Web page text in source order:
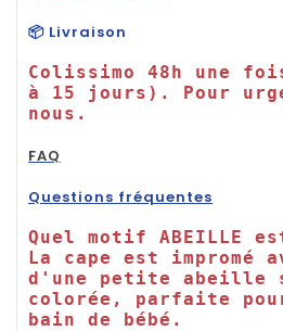
📦 Livraison
Colissimo 48h une
à 15 jours). Pour
nous.
FAQ
Questions fréquentes
Quel motif ABEILLE
La cape est impromé
d'une petite abeille
colorée, parfaite
bain de bébé.